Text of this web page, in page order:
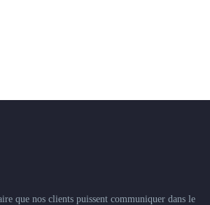
que nos clients puissent communiquer dans le